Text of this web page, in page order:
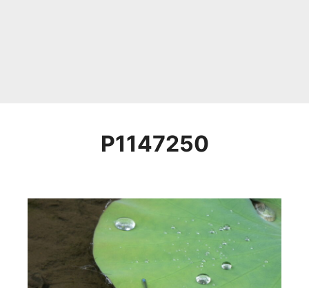
P1147250